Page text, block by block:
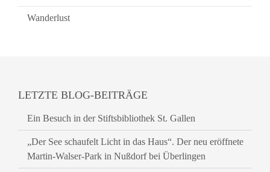
Wanderlust
LETZTE BLOG-BEITRÄGE
Ein Besuch in der Stiftsbibliothek St. Gallen
„Der See schaufelt Licht in das Haus“. Der neu eröffnete
Martin-Walser-Park in Nußdorf bei Überlingen